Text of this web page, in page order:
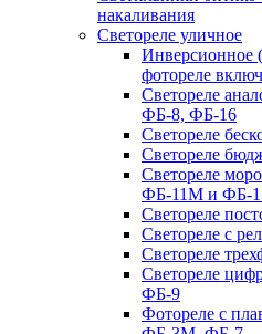
накаливания
Светореле уличное
Инверсионное
фотореле
Светореле
ФБ-8, ФБ-16
Светореле
Светореле
Светореле
ФБ-11М и ФБ-
Светореле
Светореле с
Светореле
Светореле
ФБ-9
Фотореле с